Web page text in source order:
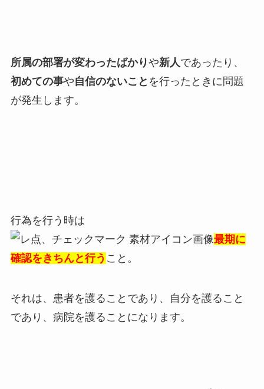
所属の部署が変わったばかりや新人であったり、
初めての事や自信のないこと を行ったときに問題
が発生します。
行為を行う時は
最期に
確認をきちんと行う こと。
それは、患者を護ることであり、自分を護ること
であり、病院を護ることになります。